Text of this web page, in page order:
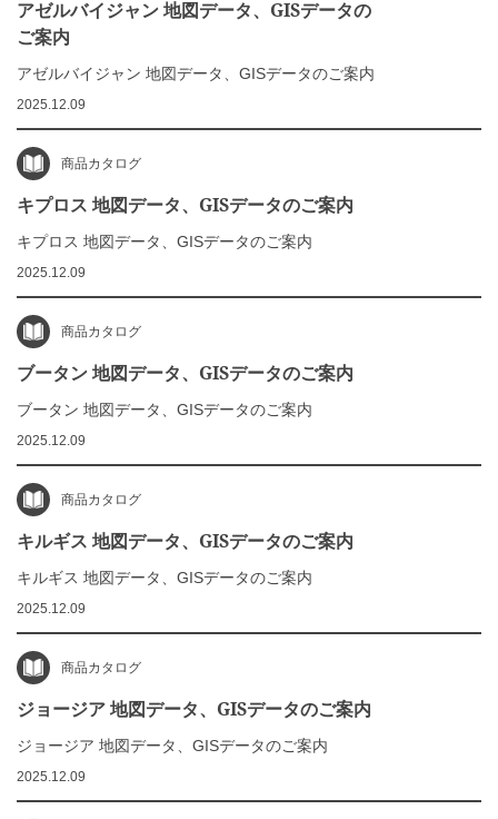
アゼルバイジャン 地図データ、GISデータの
ご案内
アゼルバイジャン 地図データ、GISデータのご案内
2025.12.09
商品カタログ
キプロス 地図データ、GISデータのご案内
キプロス 地図データ、GISデータのご案内
2025.12.09
商品カタログ
ブータン 地図データ、GISデータのご案内
ブータン 地図データ、GISデータのご案内
2025.12.09
商品カタログ
キルギス 地図データ、GISデータのご案内
キルギス 地図データ、GISデータのご案内
2025.12.09
商品カタログ
ジョージア 地図データ、GISデータのご案内
ジョージア 地図データ、GISデータのご案内
2025.12.09